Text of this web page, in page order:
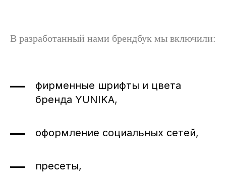
В разработанный нами брендбук мы включили:
фирменные шрифты и цвета
бренда YUNIKA,
оформление социальных сетей,
пресеты,